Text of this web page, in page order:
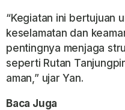
“Kegiatan ini bertujuan
keselamatan dan
pentingnya menjaga
seperti Rutan
aman,” ujar Yan.
Baca Juga